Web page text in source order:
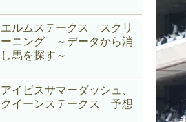
エルムステークス スクリ
ーニング ～データから消
し馬を探す～
アイビスサマーダッシュ、
クイーンステークス 予想